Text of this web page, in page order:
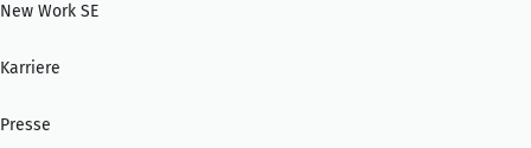
New Work SE
Karriere
Presse